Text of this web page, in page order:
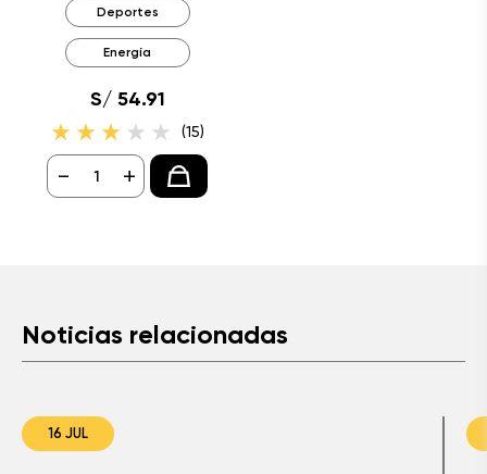
Deportes
Energía
S/ 54.91
(15)
- +
Noticias relacionadas
16 JUL